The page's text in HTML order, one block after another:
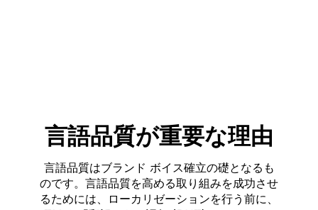
言語品質が重要な理由
言語品質はブランド ボイス確立の礎となるも
のです。言語品質を高める取り組みを成功させ
るためには、ローカリゼーションを行う前に、